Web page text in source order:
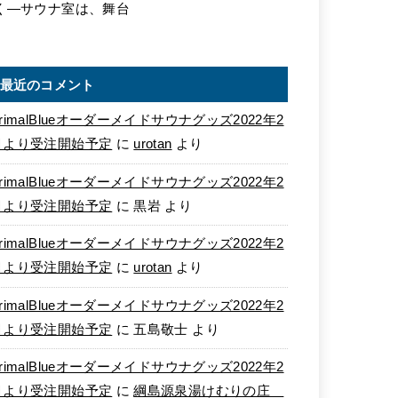
―サウナ室は、舞台
最近のコメント
オーダーメイドサウナグッズ2022年2
より受注開始予定 に urotan より
オーダーメイドサウナグッズ2022年2
より受注開始予定 に黒岩 より
オーダーメイドサウナグッズ2022年2
より受注開始予定 に urotan より
オーダーメイドサウナグッズ2022年2
より受注開始予定 に 五島敬士 より
オーダーメイドサウナグッズ2022年2
より受注開始予定 に綱島源泉湯けむりの庄